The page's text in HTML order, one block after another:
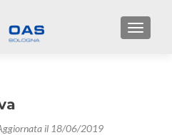
il 18/06/2019